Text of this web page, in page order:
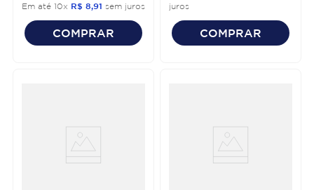
Em até 10x R$ 8 91 sem juros
COMPRAR
juros
COMPRAR